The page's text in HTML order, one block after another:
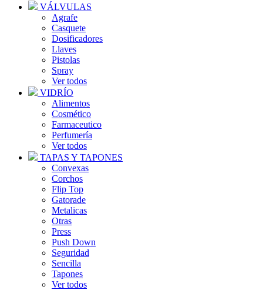
VÁLVULAS
Agrafe
Casquete
Dosificadores
Llaves
Pistolas
Spray
Ver todos
VIDRÍO
Alimentos
Cosmético
Farmaceutico
Perfumería
Ver todos
TAPAS Y TAPONES
Convexas
Corchos
Flip Top
Gatorade
Metalicas
Otras
Press
Push Down
Seguridad
Sencilla
Tapones
Ver todos